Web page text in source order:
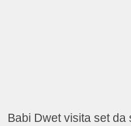
Babi Dwet visita set da